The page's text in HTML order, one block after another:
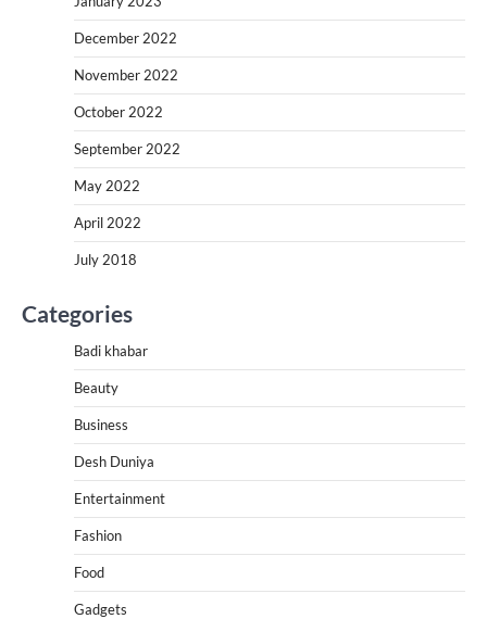
December 2022
November 2022
October 2022
September 2022
May 2022
April 2022
July 2018
Categories
Badi khabar
Beauty
Business
Desh Duniya
Entertainment
Fashion
Food
Gadgets